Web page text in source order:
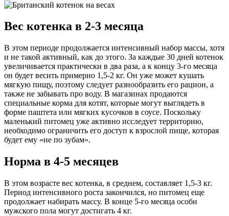
Вес котенка в 2-3 месяца
В этом периоде продолжается интенсивный набор массы, хотя
и не такой активный, как до этого. За каждые 30 дней котенок
увеличивается практически в два раза, а к концу 3-го месяца
он будет весить примерно 1,5-2 кг. Он уже может кушать
мягкую пищу, поэтому следует разнообразить его рацион, а
также не забывать про воду. В магазинах продаются
специальные корма для котят, которые могут выглядеть в
форме паштета или мягких кусочков в соусе. Поскольку
маленький питомец уже активно исследует территорию,
необходимо ограничить его доступ к взрослой пище, которая
будет ему «не по зубам».
Норма в 4-5 месяцев
В этом возрасте вес котенка, в среднем, составляет 1,5-3 кг.
Период интенсивного роста закончился, но питомец еще
продолжает набирать массу. В конце 5-го месяца особи
мужского пола могут достигать 4 кг.